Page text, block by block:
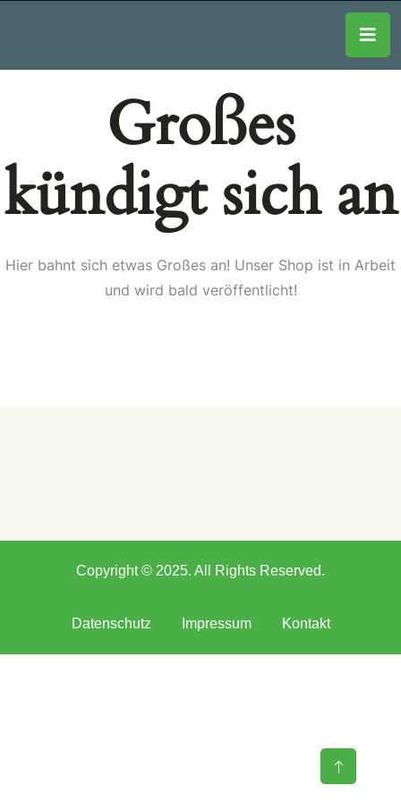
Großes
kündigt sich an
Hier bahnt sich etwas Großes an! Unser Shop ist in Arbeit
und wird bald veröffentlicht!
Copyright © 2025. All Rights Reserved.
Datenschutz Impressum Kontakt